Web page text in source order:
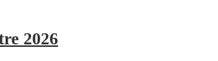
2026